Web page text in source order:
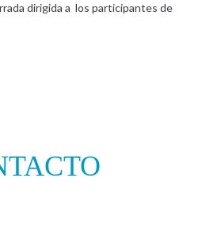
dirigida a los participantes de